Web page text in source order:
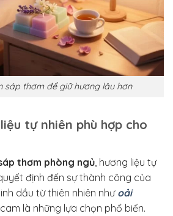
sáp thơm để giữ hương lâu hơn
tự nhiên phù hợp cho
thơm phòng ngủ , hương liệu tự
định đến sự thành công của
dầu từ thiên nhiên nhưoải
là những lựa chọn phổ biến.